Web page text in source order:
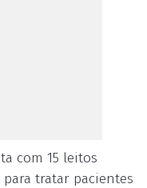
com 15 leitos
tratar pacientes